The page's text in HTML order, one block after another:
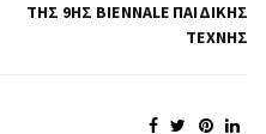
ΤΗΣ 9ΗΣ BIENNALE ΠΑΙΔΙΚΉΣ
ΤΈΧΝΗΣ